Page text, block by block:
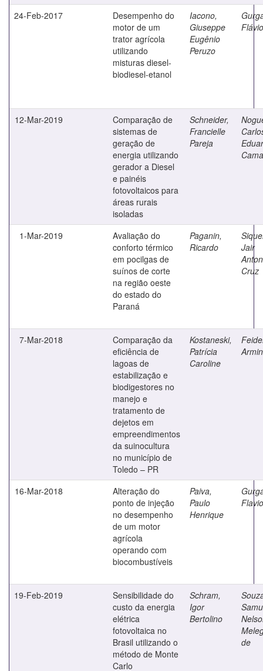
24-Feb-2017
Desempenho do
motor de um
trator agrícola
utilizando
misturas diesel-
biodiesel-etanol
Iacono,
Giuseppe
Eugênio
Peruzo
Flávio
12-Mar-2019
Comparação de
sistemas de
geração de
energia utilizando
gerador a Diesel
e painéis
fotovoltaicos para
áreas rurais
isoladas
Schneider,
Francielle
Pareja
1-Mar-2019
Avaliação do
conforto térmico
em pocilgas de
suínos de corte
na região oeste
do estado do
Paraná
Paganin,
Ricardo
Jair
Cruz
7-Mar-2018
Comparação da
eficiência de
lagoas de
estabilização e
biodigestores no
manejo e
tratamento de
dejetos em
empreendimentos
da suinocultura
no município de
Toledo – PR
Kostaneski,
Patrícia
Caroline
Armin
16-Mar-2018
Alteração do
ponto de injeção
no desempenho
de um motor
agrícola
operando com
biocombustíveis
Paiva,
Paulo
Henrique
Flavio
19-Feb-2019
Sensibilidade do
custo da energia
elétrica
fotovoltaica no
Brasil utilizando o
método de Monte
Carlo
Schram,
Igor
Bertolino
de